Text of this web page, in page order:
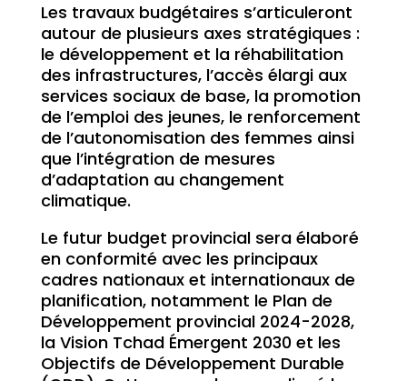
Les travaux budgétaires s’articuleront
autour de plusieurs axes stratégiques :
le développement et la réhabilitation
des infrastructures, l’accès élargi aux
services sociaux de base, la promotion
de l’emploi des jeunes, le renforcement
de l’autonomisation des femmes ainsi
que l’intégration de mesures
d’adaptation au changement
climatique.
Le futur budget provincial sera élaboré
en conformité avec les principaux
cadres nationaux et internationaux de
planification, notamment le Plan de
Développement provincial 2024-2028,
la Vision Tchad Émergent 2030 et les
Objectifs de Développement Durable